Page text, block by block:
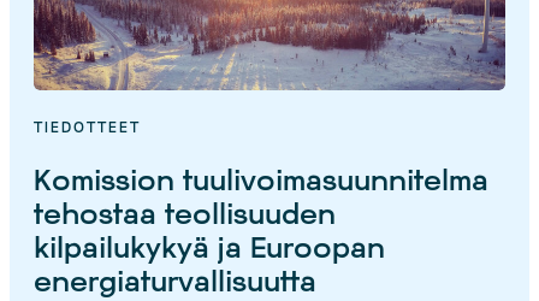
TIEDOTTEET
Komission tuulivoimasuunnitelma
tehostaa teollisuuden
kilpailukykyä ja Euroopan
energiaturvallisuutta